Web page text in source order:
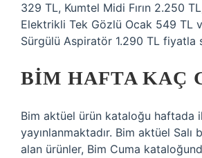
329 TL, Kumtel Midi Fırın 2.250
Elektrikli Tek Gözlü Ocak 549 TL
Sürgülü Aspiratör 1.290 TL fiyatla
BİM HAFTA KAÇ
Bim aktüel ürün kataloğu haftada
yayınlanmaktadır. Bim aktüel Salı
alan ürünler, Bim Cuma